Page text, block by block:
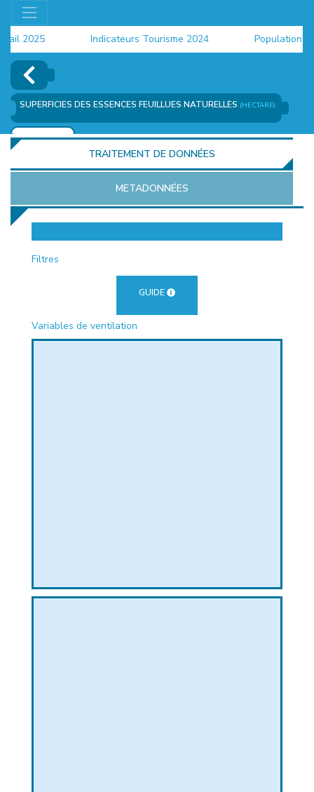
2025 Indicateurs Tourisme 2024 Population 2024
SUPERFICIES DES ESSENCES FEUILLUES NATURELLES (HECTARE)
AJOUTER
TRAITEMENT DE DONNÉES
METADONNÉES
Filtres
GUIDE
Variables de ventilation